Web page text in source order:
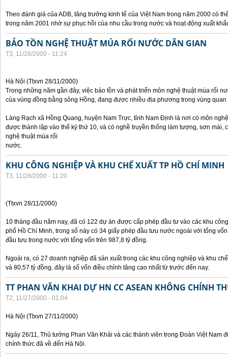
Theo đánh giá của ADB, tăng trưởng kinh tế của Việt Nam trong năm 2000 có
trong năm 2001 nhờ sự phục hồi của nhu cầu trong nước và hoạt động xuất
BẢO TỒN NGHỆ THUẬT MÚA RỐI NƯỚC DÂN GIAN
T3, 11/28/2000 - 11:24
Hà Nội (Ttxvn 28/11/2000)
Trong những năm gần đây, việc bảo tồn và phát triển môn nghệ thuật múa rối
của vùng đồng bằng sông Hồng, đang được nhiều địa phương trong vùng quan
Làng Rạch xã Hồng Quang, huyện Nam Trực, tỉnh Nam Định là nơi có môn
được thành lập vào thế kỷ thứ 10, và có nghề truyền thống làm tượng, sơn mài,
nghệ thuật múa rối
nước.
KHU CÔNG NGHIỆP VÀ KHU CHẾ XUẤT TP HỒ CHÍ MINH
T3, 11/28/2000 - 11:20
(Ttxvn 28/11/2000)
10 tháng đầu năm nay, đã có 122 dự án được cấp phép đầu tư vào các khu
phố Hồ Chí Minh, trong số này có 34 giấy phép đầu tưu nước ngoài với tổng
đầu tưu trong nước với tổng vốn trên 987,8 tỷ đồng.
Ngoài ra, có 27 doanh nghiệp đã sản xuất trong các khu công nghiệp và khu
và 80,57 tỷ đồng, đây là số vốn điều chỉnh tăng cao nhất từ trước đến nay.
TT PHAN VĂN KHAI DỰ HN CC ASEAN KHÔNG CHÍNH
T2, 11/27/2000 - 01:04
Hà Nội (Ttxvn 27/11/2000)
Ngày 26/11, Thủ tướng Phan Văn Khải và các thành viên trong Đoàn Việt Nam
chính thức đã về đến Hà Nội.